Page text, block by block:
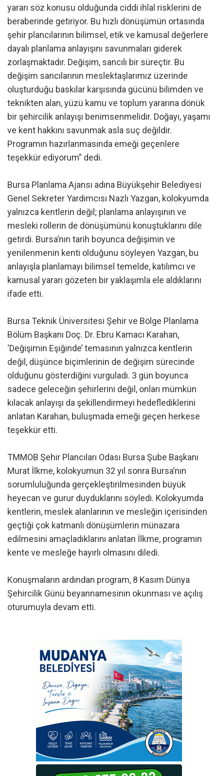
yararı söz konusu olduğunda ciddi ihlal risklerini de
beraberinde getiriyor. Bu hızlı dönüşümün ortasında
şehir plancılarının bilimsel, etik ve kamusal değerlere
dayalı planlama anlayışını savunmaları giderek
zorlaşmaktadır. Değişim, sancılı bir süreçtir. Bu
değişim sancılarının meslektaşlarımız üzerinde
oluşturduğu baskılar karşısında gücünü bilimden ve
teknikten alan, yüzü kamu ve toplum yararına dönük
bir şehircilik anlayışı benimsenmelidir. Doğayı, yaşamı
ve kent hakkını savunmak asla suç değildir.
Programın hazırlanmasında emeği geçenlere
teşekkür ediyorum” dedi.
Bursa Planlama Ajansı adına Büyükşehir Belediyesi
Genel Sekreter Yardımcısı Nazlı Yazgan, kolokyumda
yalnızca kentlerin değil; planlama anlayışının ve
mesleki rollerin de dönüşümünü konuştuklarını dile
getirdi. Bursa’nın tarih boyunca değişimin ve
yenilenmenin kenti olduğunu söyleyen Yazgan, bu
anlayışla planlamayı bilimsel temelde, katılımcı ve
kamusal yararı gözeten bir yaklaşımla ele aldıklarını
ifade etti.
Bursa Teknik Üniversitesi Şehir ve Bölge Planlama
Bölüm Başkanı Doç. Dr. Ebru Kamacı Karahan,
‘Değişimin Eşiğinde’ temasının yalnızca kentlerin
değil, düşünce biçimlerinin de değişim sürecinde
olduğunu gösterdiğini vurguladı. 3 gün boyunca
sadece geleceğin şehirlerini değil, onları mümkün
kılacak anlayışı da şekillendirmeyi hedeflediklerini
anlatan Karahan, buluşmada emeği geçen herkese
teşekkür etti.
TMMOB Şehir Plancıları Odası Bursa Şube Başkanı
Murat İlkme, kolokyumun 32 yıl sonra Bursa’nın
sorumluluğunda gerçekleştirilmesinden büyük
heyecan ve gurur duyduklarını söyledi. Kolokyumda
kentlerin, meslek alanlarının ve mesleğin içerisinden
geçtiği çok katmanlı dönüşümlerin münazara
edilmesini amaçladıklarını anlatan İlkme, programın
kente ve mesleğe hayırlı olmasını diledi.
Konuşmaların ardından program, 8 Kasım Dünya
Şehircilik Günü beyannamesinin okunması ve açılış
oturumuyla devam etti.